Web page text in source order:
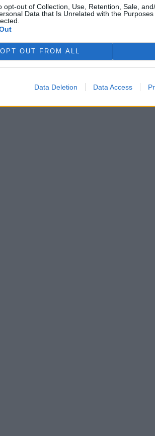
opt-out of Collection, Use, Retention, Sale,
Data that Is Unrelated with the
OPT OUT FROM ALL
Data Deletion Data Access